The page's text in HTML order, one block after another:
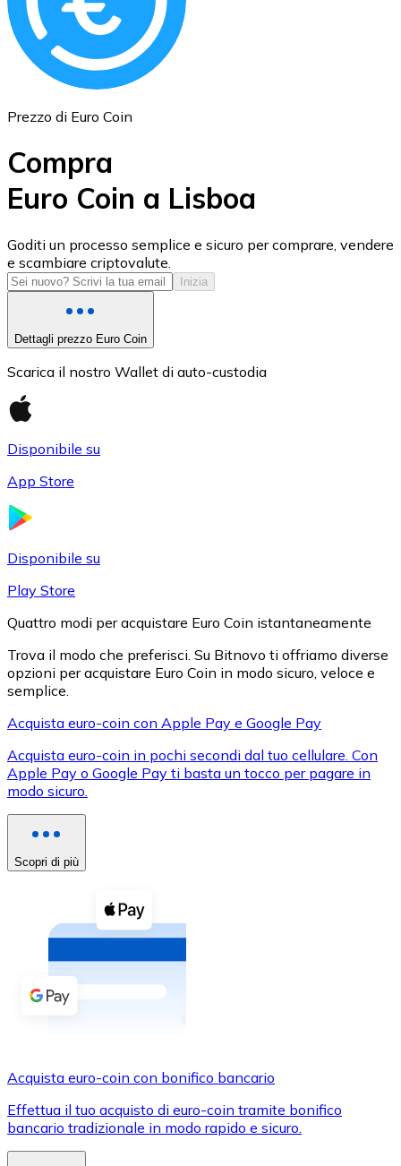
ETH
USD Coin
USDC
XRP
XRP
Vedi tutto
Buoni cripto
Acquista criptovalute in contanti e altri mezzi di
Acquista con contanti
Bonifico SEPA
Usa le carte Visa e Mastercard per acquistare
Acquista con carta
Prezzo di Euro Coin
Compra
Euro Coin a Lisboa
Goditi un processo semplice e sicuro per comprare, vendere
e scambiare criptovalute.
Inizia
Dettagli prezzo Euro Coin
Scarica il nostro Wallet di auto-custodia
Disponibile su
App Store
Disponibile su
Play Store
Quattro modi per acquistare Euro Coin istantaneamente
Trova il modo che preferisci. Su Bitnovo ti offriamo diverse
opzioni per acquistare Euro Coin in modo sicuro, veloce e
semplice.
Acquista euro-coin con Apple Pay e Google Pay
Acquista euro-coin in pochi secondi dal tuo cellulare. Con
Apple Pay o Google Pay ti basta un tocco per pagare in
modo sicuro.
Scopri di più
Acquista euro-coin con bonifico bancario
Effettua il tuo acquisto di euro-coin tramite bonifico
bancario tradizionale in modo rapido e sicuro.